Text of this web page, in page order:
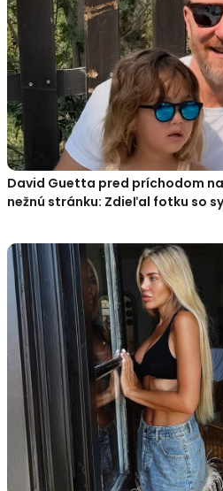
David Guetta pred príchodom
nežnú stránku: Zdieľal fotku so